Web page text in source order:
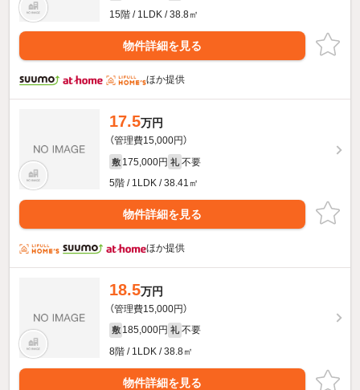
15階 / 1LDK / 38.8㎡
物件詳細を見る
ほか提供
17.5万円
（管理費15,000円）
敷 175,000円 礼 不要
5階 / 1LDK / 38.41㎡
物件詳細を見る
ほか提供
18.5万円
（管理費15,000円）
敷 185,000円 礼 不要
8階 / 1LDK / 38.8㎡
物件詳細を見る